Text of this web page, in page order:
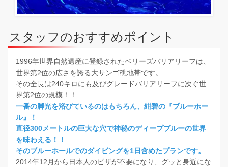
スタッフのおすすめポイント
1996年世界自然遺産に登録されたベリーズバリアリーフは、
世界第2位の広さを誇る大サンゴ礁地帯です。
その全長は240キロにも及びグレードバリアリーフに次ぐ世
界第2位の規模！！
一番の脚光を浴びているのはもちろん、紺碧の『ブルーホー
ル』！
直径300メートルの巨大な穴で神秘のディープブルーの世界
を味わえる！！
そのブルーホールでのダイビングを1日含めたプランです。
2014年12月から日本人のビザが不要になり、グッと身近にな